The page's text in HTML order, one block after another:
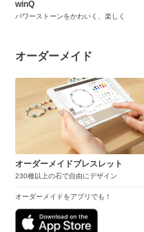
winQ
パワーストーンをかわいく、楽しく
オーダーメイド
オーダーメイドブレスレット
230種以上の石で自由にデザイン
オーダーメイドをアプリでも！